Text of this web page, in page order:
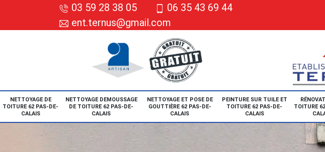
03 59 28 38 05
06 35 43 69 44
ent.ternus@gmail.com
NETTOYAGE DE
TOITURE 62 PAS-DE-
CALAIS
NETTOYAGE DEMOUSSAGE
DE TOITURE 62 PAS-DE-
CALAIS
NETTOYAGE ET POSE DE
GOUTTIÈRE 62 PAS-DE-
CALAIS
PEINTURE SUR TUILE ET
TOITURE 62 PAS-DE-
CALAIS
TOITURE